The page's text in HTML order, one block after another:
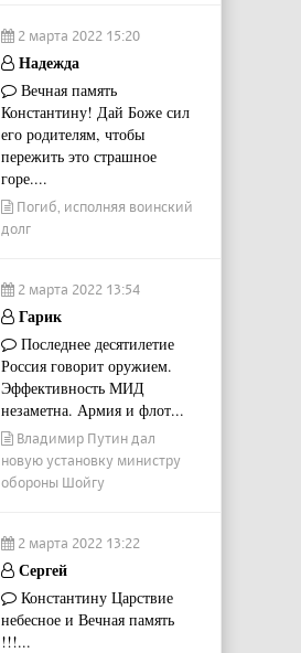
2 марта 2022 15:20
Надежда
Вечная память
Константину! Дай Боже сил
его родителям, чтобы
пережить это страшное
горе....
Погиб, исполняя воинский
долг
2 марта 2022 13:54
Гарик
Последнее десятилетие
Россия говорит оружием.
Эффективность МИД
незаметна. Армия и флот...
Владимир Путин дал
новую установку министру
обороны Шойгу
2 марта 2022 13:22
Сергей
Константину Царствие
небесное и Вечная память
!!!...